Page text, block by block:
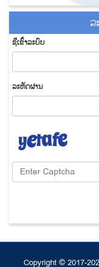
ຊື່​ເຂົ້າ​ລະ​ບົບ
​ລະ​ຫັດ​ຜ່ານ
Copyright © 2017-